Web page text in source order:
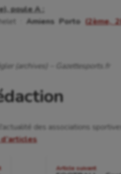
poule A :
: Amiens Porto (2ème,
(archives) – Gazettesports.fr
des associations
Article suivant